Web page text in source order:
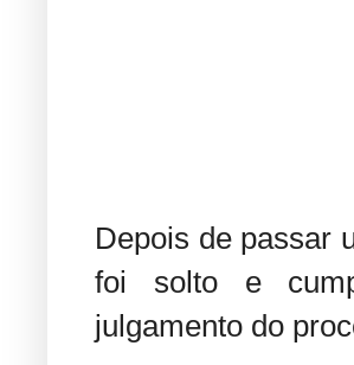
Depois de passar
foi solto e
julgamento do